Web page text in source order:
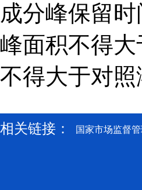
成分峰保留
峰面积不得
不得大于对
相关链接： 国家市场监督